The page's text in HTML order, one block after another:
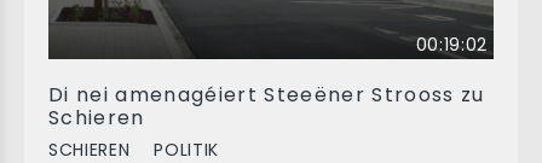
00:19:02
Di nei amenagéiert Steeëner Strooss zu
Schieren
SCHIEREN POLITIK